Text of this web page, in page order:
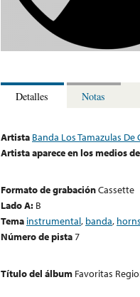
Detalles Notas
Artista Banda Los Tamazulas De
Artista aparece en los medios
Formato de grabaciónCassette
Lado A: B
Tema instrumental, banda, horns
Número de pista7
Título del álbum Favoritas